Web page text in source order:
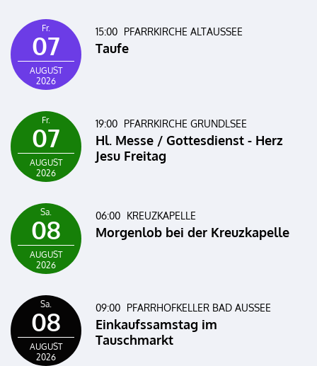
Fr.
07
AUGUST
2026
15:00 PFARRKIRCHE ALTAUSSEE
Taufe
Fr.
07
AUGUST
2026
19:00 PFARRKIRCHE GRUNDLSEE
Hl. Messe / Gottesdienst - Herz
Jesu Freitag
Sa.
08
AUGUST
2026
06:00 KREUZKAPELLE
Morgenlob bei der Kreuzkapelle
Sa.
08
AUGUST
2026
09:00 PFARRHOFKELLER BAD AUSSEE
Einkaufssamstag im
Tauschmarkt